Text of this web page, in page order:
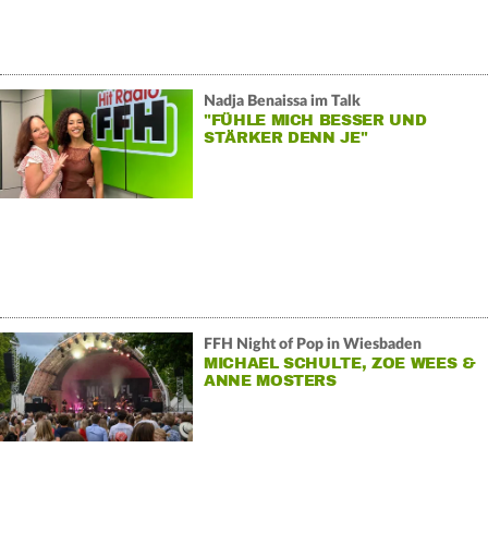
Nadja Benaissa im Talk
"FÜHLE MICH BESSER UND
STÄRKER DENN JE"
FFH Night of Pop in Wiesbaden
MICHAEL SCHULTE, ZOE WEES &
ANNE MOSTERS